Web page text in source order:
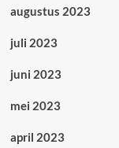
augustus 2023
juli 2023
juni 2023
mei 2023
april 2023